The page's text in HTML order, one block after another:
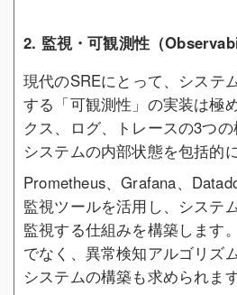
2. 監視・可観測性（
現代のSREにとって、システ
する「可観測性」の実装は極
クス、ログ、トレースの3つの
システムの内部状態を包括的
Prometheus、Grafana、
監視ツールを活用し、システ
監視する仕組みを構築します
でなく、異常検知アルゴリズ
システムの構築も求められます